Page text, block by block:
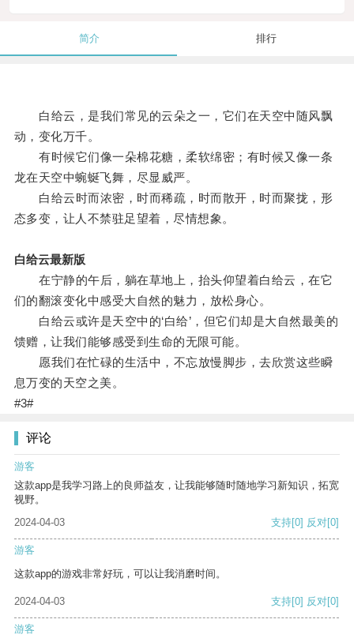
简介 排行
白给云，是我们常见的云朵之一，它们在天空中随风飘
动，变化万千。
有时候它们像一朵棉花糖，柔软绵密；有时候又像一条
龙在天空中蜿蜒飞舞，尽显威严。
白给云时而浓密，时而稀疏，时而散开，时而聚拢，形
态多变，让人不禁驻足望着，尽情想象。
白给云最新版
在宁静的午后，躺在草地上，抬头仰望着白给云，在它
们的翻滚变化中感受大自然的魅力，放松身心。
白给云或许是天空中的‘白给’，但它们却是大自然最美的
馈赠，让我们能够感受到生命的无限可能。
愿我们在忙碌的生活中，不忘放慢脚步，去欣赏这些瞬
息万变的天空之美。
#3#
评论
游客
这款app是我学习路上的良师益友，让我能够随时随地学习新知识，拓宽
视野。
2024-04-03
支持[0] 反对[0]
游客
这款app的游戏非常好玩，可以让我消磨时间。
2024-04-03 支持[0] 反对[0]
游客